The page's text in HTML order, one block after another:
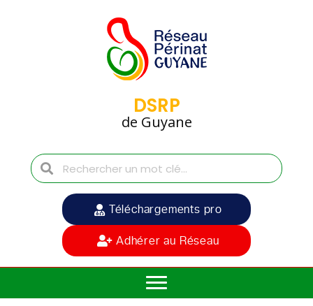
DSRP
de Guyane
Téléchargements pro
Adhérer au Réseau